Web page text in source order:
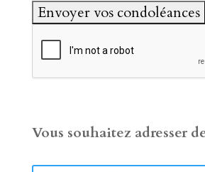
Vous souhaitez adresser